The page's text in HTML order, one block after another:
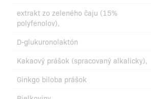
extrakt zo zeleného čaju (15%
polyfenolov),
D-glukuronolaktón
Kakaový prášok (spracovaný alkalicky),
Ginkgo biloba prášok